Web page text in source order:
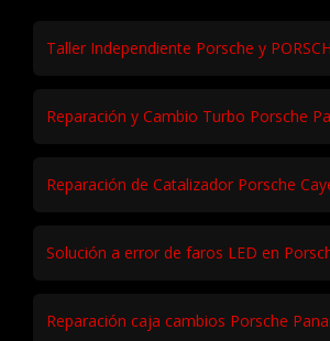
Taller Independiente Porsche y
Reparación y Cambio Turbo Porsche
Reparación de Catalizador Porsche
Solución a error de faros LED en
Reparación caja cambios Porsche